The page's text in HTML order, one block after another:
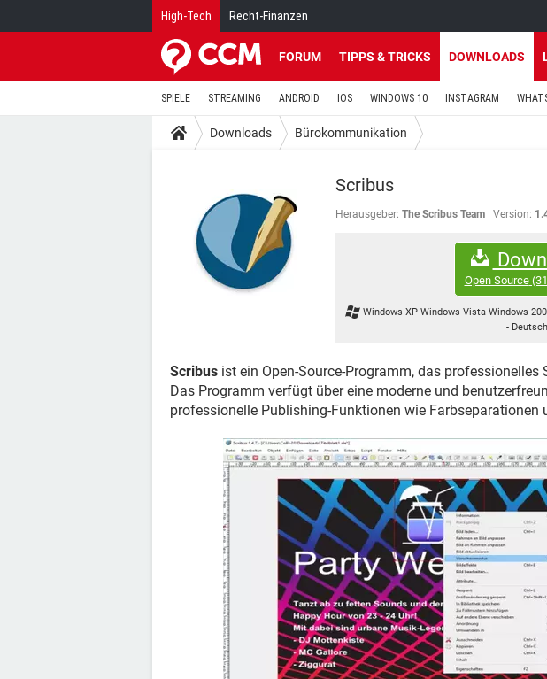
High-Tech Recht-Finanzen
FORUM TIPPS & TRICKS DOWNLOADS
SPIELE STREAMING ANDROID IOS WINDOWS 10 INSTAGRAM
Downloads Bürokommunikation
Scribus
Herausgeber: The Scribus Team Version:
Open Source
Windows XP Windows Vista Windows
- Deutsch
Scribus ist ein Open-Source-Programm, das
Das Programm verfügt über eine moderne und
professionelle Publishing-Funktionen wie Farbseparationen